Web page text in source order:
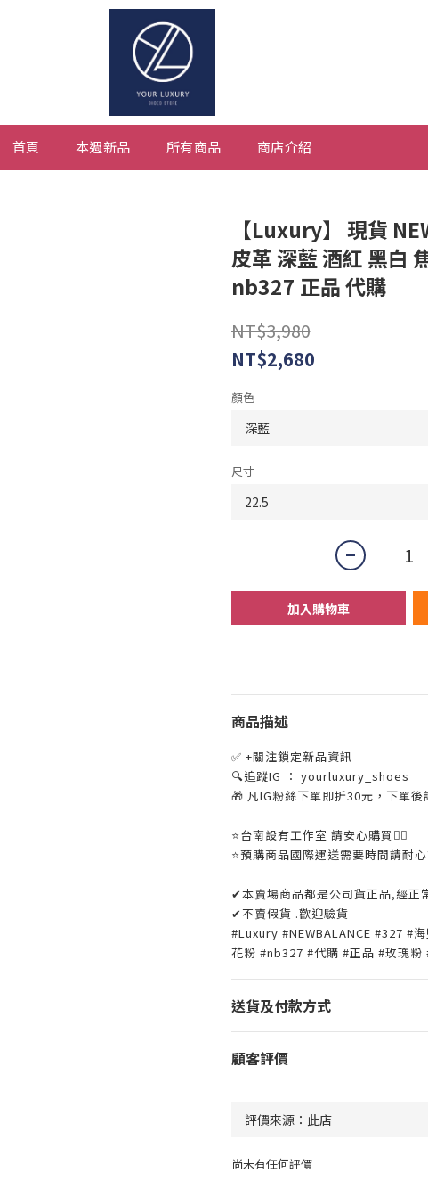
首頁 本週新品 所有商品 商店介紹
【Luxury】 現貨
皮革 深藍 酒紅 黑白
nb327 正品 代購
NT$3,980
NT$2,680
顏色
尺寸
加入購物車
商品描述
✅ +關注鎖定新品資訊
🔍追蹤IG ： yourluxury_shoes
🎁 凡IG粉絲下單即折30元，下單
⭐️台南設有工作室 請安心購買👌🏼
⭐️預購商品國際運送需要時間請耐心
✔本賣場商品都是公司貨正品,經正
✔不賣假貨 .歡迎驗貨
#Luxury #NEWBALANCE #327 #
花粉 #nb327 #代購 #正品 #玫瑰粉
送貨及付款方式
顧客評價
尚未有任何評價